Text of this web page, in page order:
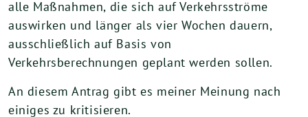
alle Maßnahmen, die sich auf Verkehrsströme
auswirken und länger als vier Wochen dauern,
ausschließlich auf Basis von
Verkehrsberechnungen geplant werden sollen.
An diesem Antrag gibt es meiner Meinung nach
einiges zu kritisieren.